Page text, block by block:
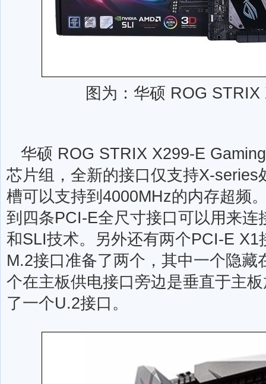
图为：华硕 ROG
华硕 ROG STRIX X299-E
芯片组，全新的接口仅支持X-
槽可以支持到4000MHz的内存超频
到四条PCI-E全尺寸接口可以用来
和SLI技术。另外还有两个PCI-E X1
M.2接口准备了两个，其中一个隐藏
个在主板供电接口旁边是垂直于主
了一个U.2接口。